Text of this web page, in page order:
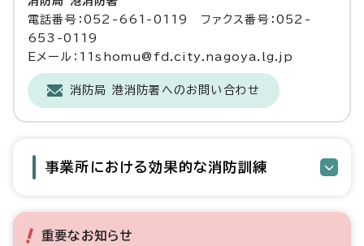
電話番号：052-661-0119 ファクス番号：052-
653-0119
Eメール：11shomu@fd.city.nagoya.lg.jp
消防局 港消防署へのお問い合わせ
事業所における効果的な消防訓練
重要なお知らせ